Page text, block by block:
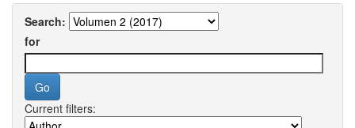
Search:
for
Current filters: